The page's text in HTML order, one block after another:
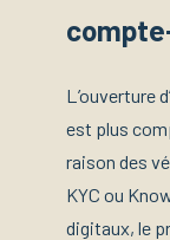
L’ouverture
est plus
raison des
KYC ou
digitaux, le